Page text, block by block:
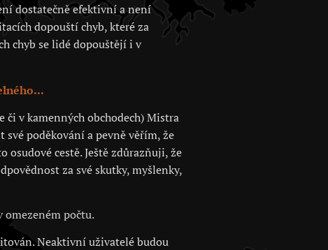
dostatečně efektivní a není
dopouští chyb, které za
chyb se lidé dopouštějí i v
v kamenných obchodech) Mistra
poděkování a pevně věřím, že
cestě. Ještě zdůrazňuji, že
za své skutky, myšlenky,
omezeném počtu.
Neaktivní uživatelé budou